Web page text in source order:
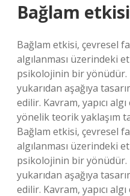
Bağlam
Bağlam etkisi, çevresel
algılanması üzerindeki
psikolojinin bir
yukarıdan aşağıya
edilir. Kavram, yapıcı
yönelik teorik yaklaşım
Bağlam etkisi, çevresel
algılanması üzerindeki
psikolojinin bir
yukarıdan aşağıya
edilir. Kavram, yapıcı